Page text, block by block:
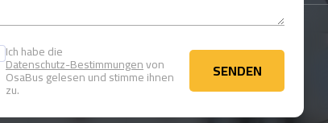
Ich habe die
Datenschutz-Bestimmungenvon
OsaBus gelesen und stimme ihnen
zu.
SENDEN
SENDEN